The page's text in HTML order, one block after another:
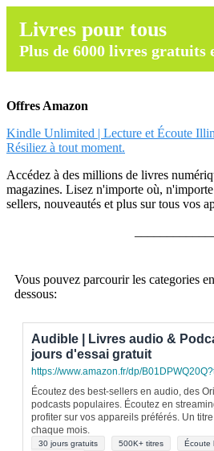
Livres pour tous
Plus de 6000 livres gratuits
Offres Amazon
Kindle Unlimited | Lecture et Écoute
Résiliez à tout moment.
Accédez à des millions de livres
magazines. Lisez n'importe où,
sellers, nouveautés et plus sur tous vos
Vous pouvez parcourir les categories
dessous:
Audible | Livres audio &
jours d'essai gratuit
https://www.amazon.fr/dp/
Écoutez des best-sellers en audio, des
podcasts populaires. Écoutez en
profiter sur vos appareils préférés. Un
chaque mois.
30 jours gratuits 500K+ titres Écoute